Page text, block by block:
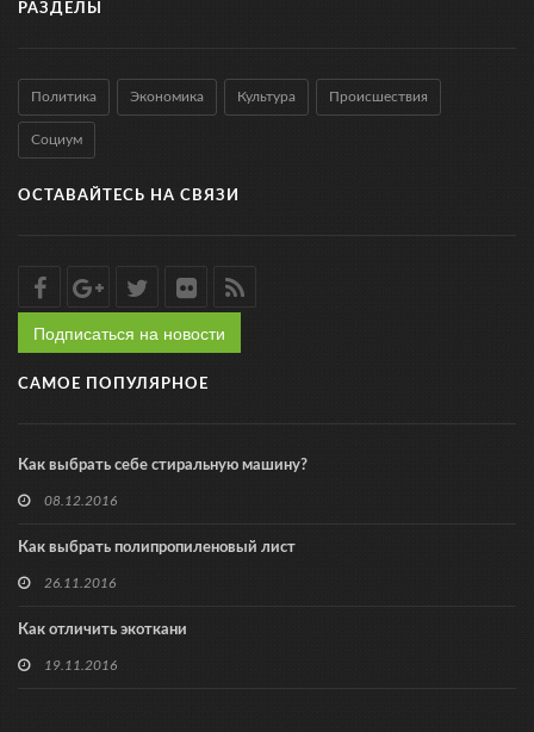
РАЗДЕЛЫ
Политика Экономика Культура Происшествия
Социум
ОСТАВАЙТЕСЬ НА СВЯЗИ
Подписаться на новости
САМОЕ ПОПУЛЯРНОЕ
Как выбрать себе стиральную машину?
08.12.2016
Как выбрать полипропиленовый лист
26.11.2016
Как отличить экоткани
19.11.2016